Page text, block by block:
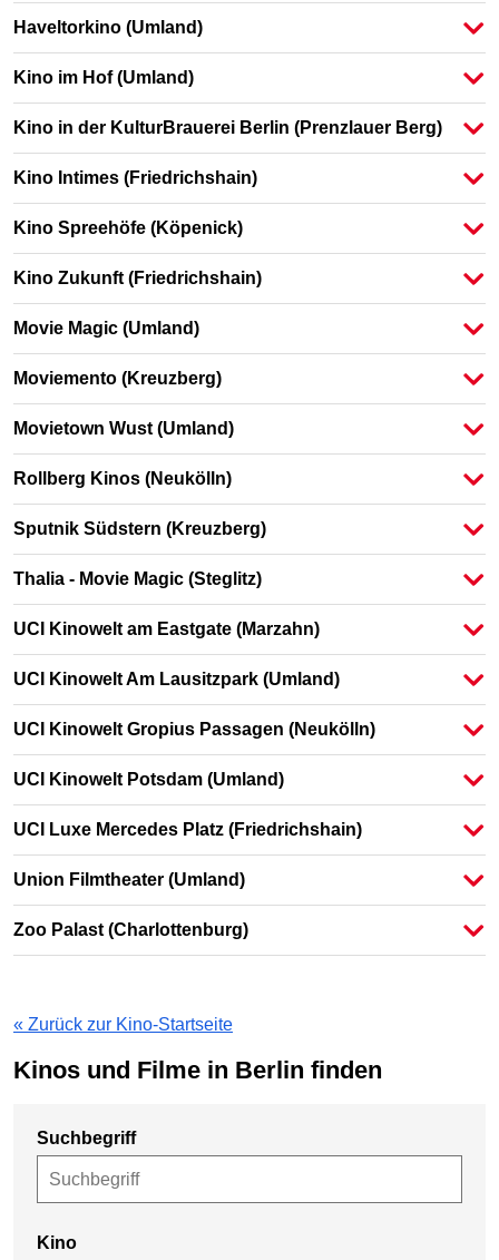
Haveltorkino (Umland)
Kino im Hof(Umland)
Kino in der KulturBrauerei Berlin (Prenzlauer Berg)
Kino Intimes (Friedrichshain)
Kino Spreehöfe (Köpenick)
Kino Zukunft (Friedrichshain)
Movie Magic (Umland)
Moviemento (Kreuzberg)
Movietown Wust (Umland)
Rollberg Kinos (Neukölln)
Sputnik Südstern (Kreuzberg)
Thalia - Movie Magic (Steglitz)
UCI Kinowelt am Eastgate (Marzahn)
UCI Kinowelt Am Lausitzpark (Umland)
UCI Kinowelt Gropius Passagen (Neukölln)
UCI Kinowelt Potsdam (Umland)
UCI Luxe Mercedes Platz (Friedrichshain)
Union Filmtheater (Umland)
Zoo Palast (Charlottenburg)
« Zurück zur Kino-Startseite
Kinos und Filme in Berlin finden
Suchbegriff
Kino